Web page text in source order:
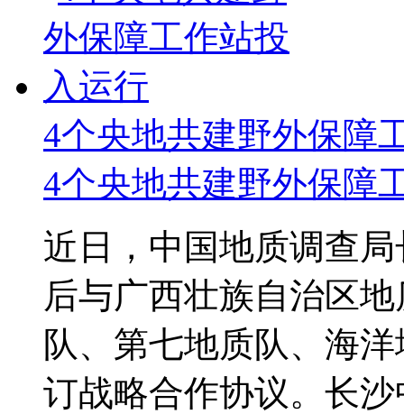
4个央地共建野外保障
4个央地共建野外保障
近日，中国地质调查
后与广西壮族自治区
队、第七地质队、海
订战略合作协议。长